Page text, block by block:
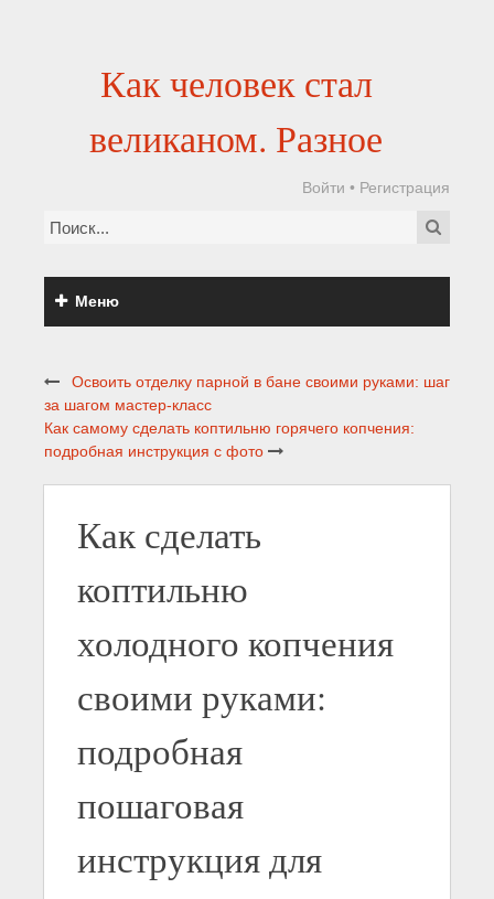
Как человек стал
великаном. Разное
Войти • Регистрация
Меню
Освоить отделку парной в бане своими руками: шаг
за шагом мастер-класс
Как самому сделать коптильню горячего копчения:
подробная инструкция с фото
Как сделать
коптильню
холодного копчения
своими руками:
подробная
пошаговая
инструкция для